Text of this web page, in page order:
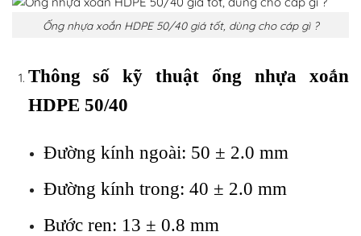
Ống nhựa xoắn HDPE 50/40 giá tốt, dùng cho cáp gì ?
Thông số kỹ thuật ống nhựa xoắn
HDPE 50/40
Đường kính ngoài: 50 ± 2.0 mm
Đường kính trong: 40 ± 2.0 mm
Bước ren: 13 ± 0.8 mm